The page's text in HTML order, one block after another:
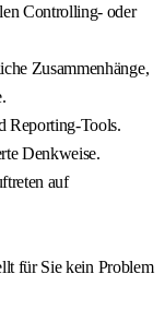
Controlling- oder
Zusammenhänge,
Reporting-Tools.
Denkweise.
auf
für Sie kein Problem